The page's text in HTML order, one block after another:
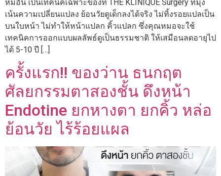
หมอัน เป็นเทคนิคเฉพาะของที่ THE KLINIQUE Surgery ที่มุ่ง
เน้นความเปลี่ยนแปลง ย้อนวัยดูเด็กลงได้จริง ไม่ทิ้งรอยแปลเป็น
บนใบหน้า ไม่ทำให้หน้าแปลก คิ้วแปลก ซึ่งคุณหมอจะใช้
เทคนิคการออกแบบผลลัพธ์ดูเป็นธรรมชาติ ให้เสมือนลดอายุไป
ได้ 5-10 ปี […]
ครั้งแรก!! ของว่าน ธนกฤต
ศัลยกรรมตาสองชั้น ดึงหน้า
Endotine ยกหางตา ยกคิ้ว หล่อ
ย้อนวัย ไร้ร้อยแผล